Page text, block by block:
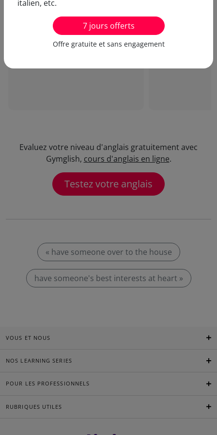
Je prends du plaisir à faire
mes cours d'anglais en ligne.
Une dizaine de minutes par
J'adore votre
innovante qui
d'apprendre
Evaluez votre niveau d'anglais gratuitement avec
Gymglish, cours d'anglais en ligne.
Testez votre anglais
« have someone over to the house
have someone's best interests at heart »
italien, etc.
7 jours offerts
Offre gratuite et sans engagement
VOUS ET NOUS
NOS LEARNING SERIES
POUR LES PROFESSIONNELS
RUBRIQUES UTILES